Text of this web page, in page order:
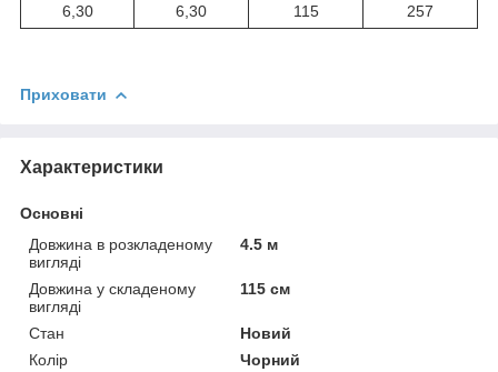
6,30
6,30 115 257
Приховати
Характеристики
Основні
Довжина в розкладеному
вигляді
4.5 м
Довжина у складеному
вигляді
115 см
Стан
Новий
Колір
Чорний